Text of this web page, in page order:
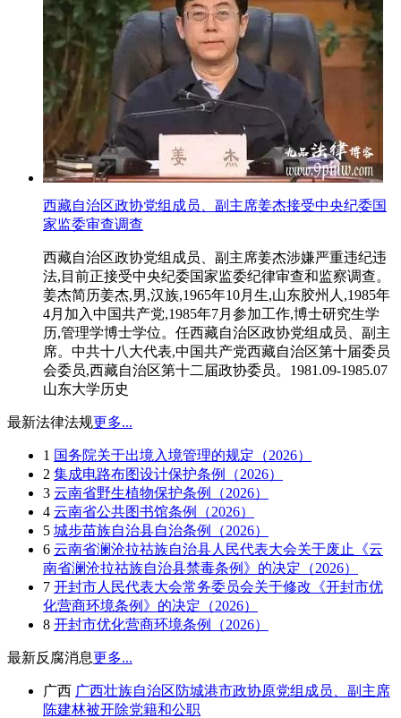
西藏自治区政协党组成员、副主席姜杰接受中央纪委国
家监委审查调查
西藏自治区政协党组成员、副主席姜杰涉嫌严重违纪违
法,目前正接受中央纪委国家监委纪律审查和监察调查。
姜杰简历姜杰,男,汉族,1965年10月生,山东胶州人,1985年
4月加入中国共产党,1985年7月参加工作,博士研究生学
历,管理学博士学位。任西藏自治区政协党组成员、副主
席。中共十八大代表,中国共产党西藏自治区第十届委员
会委员,西藏自治区第十二届政协委员。1981.09-1985.07
山东大学历史
最新法律法规更多...
1 国务院关于出境入境管理的规定（2026）
2 集成电路布图设计保护条例（2026）
3 云南省野生植物保护条例（2026）
4 云南省公共图书馆条例（2026）
5 城步苗族自治县自治条例（2026）
6 云南省澜沧拉祜族自治县人民代表大会关于废止《云
南省澜沧拉祜族自治县禁毒条例》的决定（2026）
7 开封市人民代表大会常务委员会关于修改《开封市优
化营商环境条例》的决定（2026）
8 开封市优化营商环境条例（2026）
最新反腐消息更多...
广西 广西壮族自治区防城港市政协原党组成员、副主席
陈建林被开除党籍和公职